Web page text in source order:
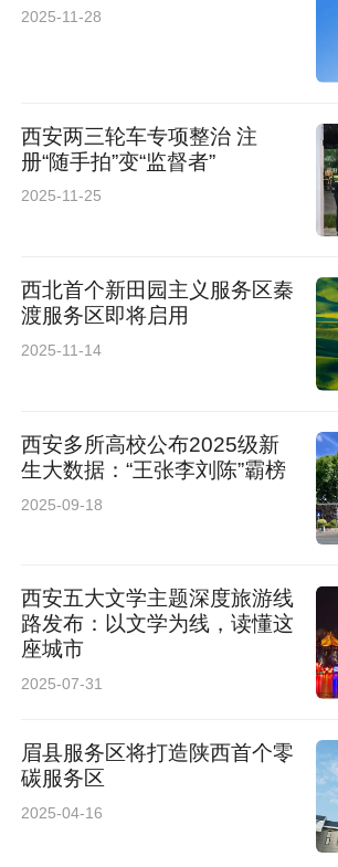
2025-11-28
西安两三轮车专项整治 注
册“随手拍”变“监督者”
2025-11-25
西北首个新田园主义服务区秦
渡服务区即将启用
2025-11-14
西安多所高校公布2025级新
生大数据：“王张李刘陈”霸榜
2025-09-18
西安五大文学主题深度旅游线
路发布：以文学为线，读懂这
座城市
2025-07-31
眉县服务区将打造陕西首个零
碳服务区
2025-04-16